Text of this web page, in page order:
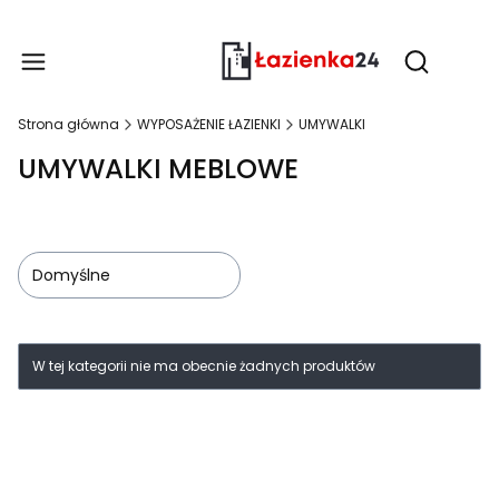
Otwórz
Strona główna WYPOSAŻENIE ŁAZIENKI UMYWALKI
UMYWALKI MEBLOWE
Domyślne
Lista produktów
W tej kategorii nie ma obecnie żadnych produktów